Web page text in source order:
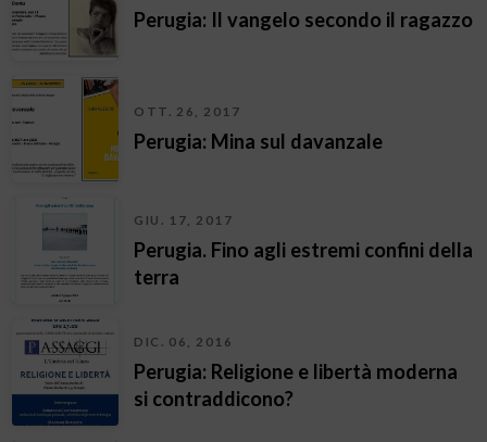
Perugia: Il vangelo secondo il ragazzo
OTT. 26, 2017
Perugia: Mina sul davanzale
GIU. 17, 2017
Perugia. Fino agli estremi confini della
terra
DIC. 06, 2016
Perugia: Religione e libertà moderna
si contraddicono?